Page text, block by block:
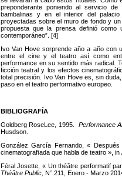
preponderante poniendo al servicio
bambalinas y en el interior del
proyectadas sobre el muro de fondo y
propuesta que la prensa definió
contemporáneo”. [4]
Ivo Van Hove sorprende año a año con
entre el cine y el teatro así como
performance en su sentido más radical.
ficción teatral y los efectos
total precisión. Ivo Van Hove es, sin
paso en el teatro performativo europeo.
BIBLIOGRAFÍA
Goldberg RoseLee, 1995. Performance
Husdson.
González García Fernando, «
cinematograﬁada que habla de teatro », in
Féral Josette, « Un théâtre performatif
Théâtre Public, N° 211, Enero - Marzo